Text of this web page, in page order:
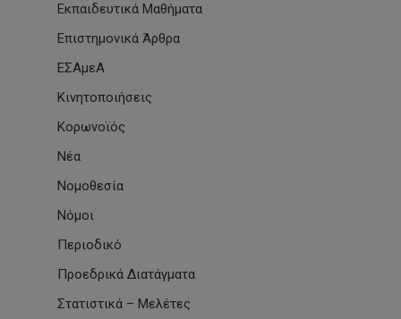
Εκπαιδευτικά Μαθήματα
Επιστημονικά Άρθρα
ΕΣΑμεΑ
Κινητοποιήσεις
Κορωνοϊός
Νέα
Νομοθεσία
Νόμοι
Περιοδικό
Προεδρικά Διατάγματα
Στατιστικά – Μελέτες